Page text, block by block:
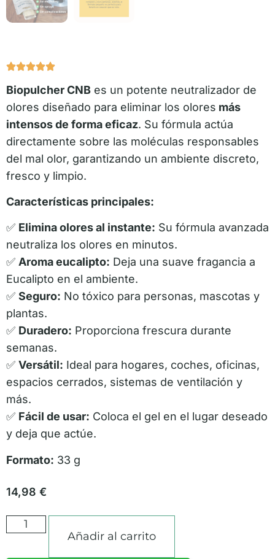
Biopulcher CNB es un potente neutralizador de
olores diseñado para eliminar los olores más
intensos de forma eficaz. Su fórmula actúa
directamente sobre las moléculas responsables
del mal olor, garantizando un ambiente discreto,
fresco y limpio.
Características principales:
✅ Elimina olores al instante: Su fórmula avanzada
neutraliza los olores en minutos.
✅ Aroma eucalipto: Deja una suave fragancia a
Eucalipto en el ambiente.
✅ Seguro: No tóxico para personas, mascotas y
plantas.
✅ Duradero: Proporciona frescura durante
semanas.
✅ Versátil: Ideal para hogares, coches, oficinas,
espacios cerrados, sistemas de ventilación y
más.
✅ Fácil de usar: Coloca el gel en el lugar deseado
y deja que actúe.
Formato: 33 g
14,98 €
Añadir al carrito